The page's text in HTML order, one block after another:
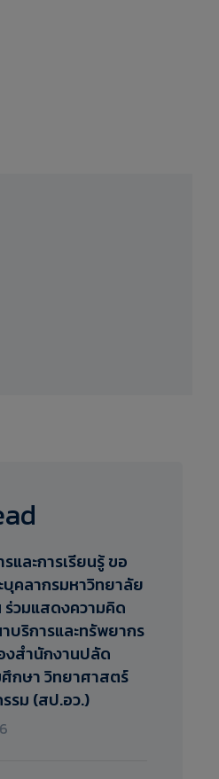
ละการเรียนรู้ ขอ
คลากรมหาวิทยาลัย
ร่วมแสดงความคิด
บริการและทรัพยากร
งสำนักงานปลัด
กษา วิทยาศาสตร์
รม (สป.อว.)​